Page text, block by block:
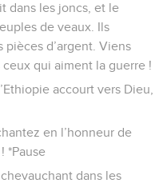
dans les joncs, et le
de veaux. Ils
d’argent. Viens
qui aiment la guerre !
accourt vers Dieu,
en l’honneur de
*Pause
dans les